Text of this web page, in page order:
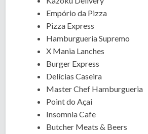
Empório da Pizza
Pizza Express
Hamburgueria Supremo
X Mania Lanches
Burger Express
Delícias Caseira
Master Chef Hamburgueria
Point do Açai
Insomnia Cafe
Butcher Meats & Beers